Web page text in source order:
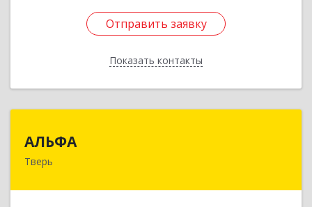
Отправить заявку
Показать контакты
Отправить заявку
Назад
АЛЬФА
Тверь
170002, Тверская обл, Тверь г, Чайковского пр-